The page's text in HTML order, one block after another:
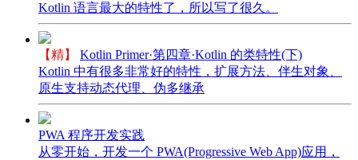
Kotlin 语言最大的特性了，所以写了很久。
【精】
Kotlin Primer·第四章·Kotlin 的类特性(下)
Kotlin 中有很多非常好的特性，扩展方法、伴生对象、
原生支持动态代理、伪多继承
PWA 程序开发实践
从零开始，开发一个 PWA(Progressive Web App)应用，